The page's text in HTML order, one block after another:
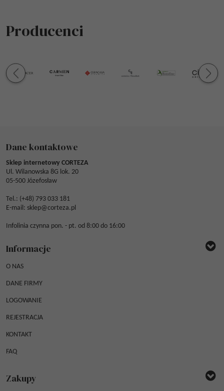
Producenci
Dane kontaktowe
Sklep internetowy CORTEZA
Ul. Wilanowska 8G lok. 20
05-500 Józefosław
Tel.: (+48) 793 033 181
E-mail: sklep@corteza.pl
Infolinia czynna pon. - pt. od 8:00 do 16:00
Informacje
O NAS
DANE FIRMY
LOGOWANIE
REJESTRACJA
KONTAKT
FAQ
Zakupy